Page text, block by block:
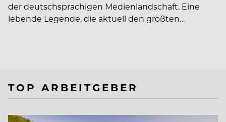
der deutschsprachigen Medienlandschaft. Eine
lebende Legende, die aktuell den größten…
TOP ARBEITGEBER